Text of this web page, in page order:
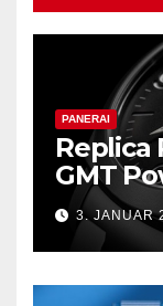
PANERAI
Replica
GMT
3. JANUAR